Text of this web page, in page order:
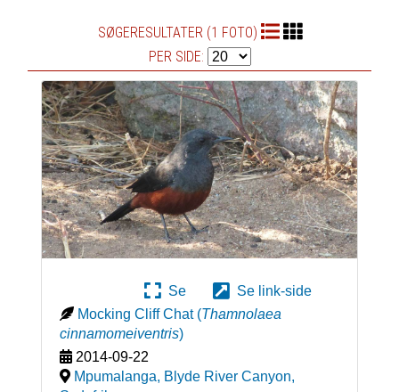
SØGERESULTATER (1 FOTO)
PER SIDE:
Se
Se link-side
Mocking Cliff Chat (Thamnolaea
cinnamomeiventris)
2014-09-22
Mpumalanga, Blyde River Canyon,